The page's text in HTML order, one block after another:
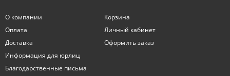
О компании
Оплата
Доставка
Информация для юрлиц
Благодарственные письма
Корзина
Личный кабинет
Оформить заказ